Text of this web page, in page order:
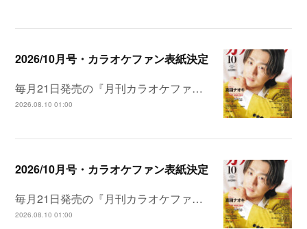
2026/10月号・カラオケファン表紙決定
毎月21日発売の『月刊カラオケファ…
2026.08.10 01:00
2026/10月号・カラオケファン表紙決定
毎月21日発売の『月刊カラオケファ…
2026.08.10 01:00